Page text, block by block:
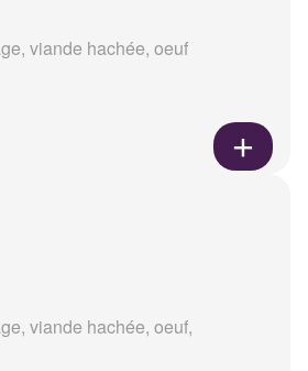
viande hachée, oeuf
viande hachée, oeuf,